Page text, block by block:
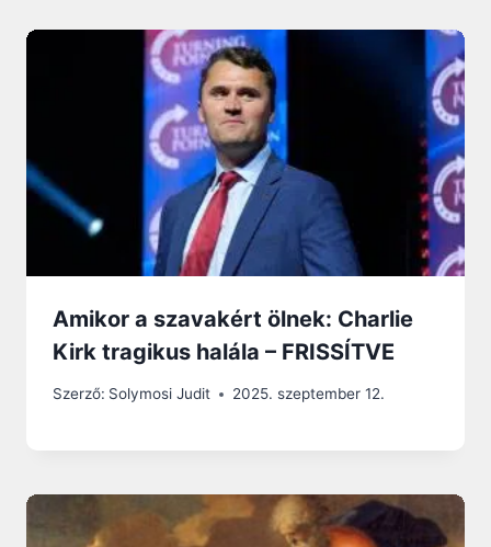
Amikor a szavakért ölnek: Charlie
Kirk tragikus halála – FRISSÍTVE
Szerző: Solymosi Judit 2025. szeptember 12.